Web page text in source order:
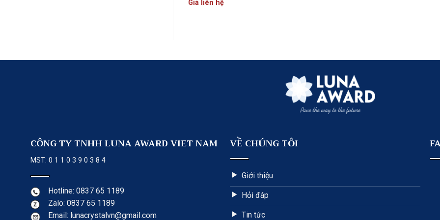
Giá liên hệ
CÔNG TY TNHH LUNA AWARD VIET NAM
MST: 0 1 1 0 3 9 0 3 8 4
Hotline: 0837 65 1189
Zalo: 0837 65 1189
Email: lunacrystalvn@gmail.com
VỀ CHÚNG TÔI
Giới thiệu
Hỏi đáp
Tin tức